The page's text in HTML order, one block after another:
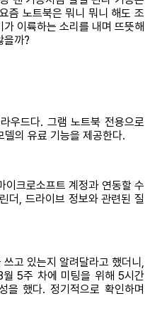
즘 노트북은 뭐니 뭐니 해도 조
이륙하는 소리를 내며 뜨뜻해
을까?
우드다. 그램 노트북 전용으로
의 유료 기능을 제공한다.
이크로소프트 계정과 연동할 수
더, 드라이브 정보와 관련된 질
고 있는지 알려달라고 했더니,
5주 차에 미팅을 위해 5시간
을 했다. 정기적으로 확인하며